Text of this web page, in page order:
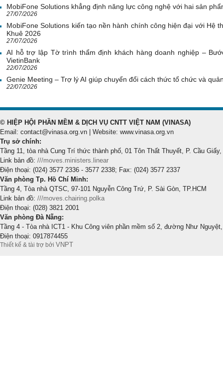
MobiFone Solutions khẳng định năng lực công nghệ với hai sản
27/07/2026
MobiFone Solutions kiến tạo nền hành chính công hiện đại với Hệ
Khuê 2026
27/07/2026
AI hỗ trợ lập Tờ trình thẩm định khách hàng doanh nghiệp –
VietinBank
22/07/2026
Genie Meeting – Trợ lý AI giúp chuyển đổi cách thức tổ chức và
22/07/2026
© HIỆP HỘI PHẦN MỀM & DỊCH VỤ CNTT VIỆT NAM (VINASA)
Email: contact@vinasa.org.vn | Website: www.vinasa.org.vn
Trụ sở chính:
Tầng 11, tòa nhà Cung Trí thức thành phố, 01 Tôn Thất Thuyết, P. Cầu Giấy,
Link bản đồ: ///moves.ministers.linear
Điện thoại: (024) 3577 2336 - 3577 2338; Fax: (024) 3577 2337
Văn phòng Tp. Hồ Chí Minh:
Tầng 4, Tòa nhà QTSC, 97-101 Nguyễn Công Trứ, P. Sài Gòn, TP.HCM
Link bản đồ: ///moves.chairing.polka
Điện thoại: (028) 3821 2001
Văn phòng Đà Nẵng:
Tầng 4 - Tòa nhà ICT1 - Khu Công viên phần mềm số 2, đường Như
Điện thoại: 0917874455
Thiết kế & tài trợ bởi VNPT